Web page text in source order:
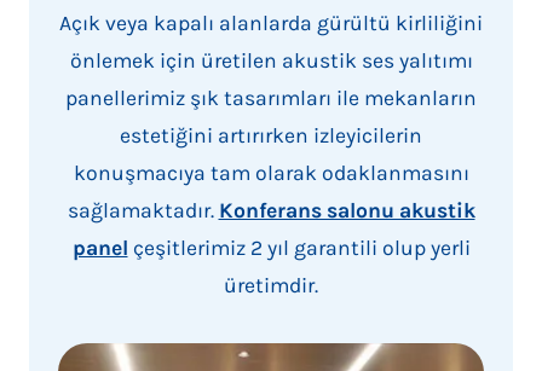
Açık veya kapalı alanlarda gürültü kirliliğini
önlemek için üretilen akustik ses yalıtımı
panellerimiz şık tasarımları ile mekanların
estetiğini artırırken izleyicilerin
konuşmacıya tam olarak odaklanmasını
sağlamaktadır. Konferans salonu akustik
panel çeşitlerimiz 2 yıl garantili olup yerli
üretimdir.